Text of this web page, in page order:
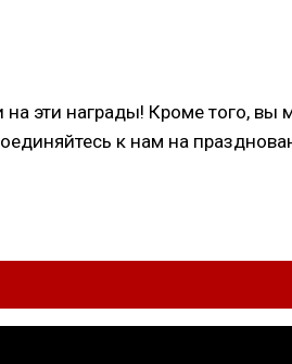
эти награды! Кроме того,
к нам на